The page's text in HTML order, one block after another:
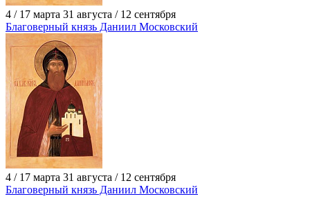
4 / 17 марта 31 августа / 12 сентября
Благоверный князь Даниил Московский
4 / 17 марта 31 августа / 12 сентября
Благоверный князь Даниил Московский